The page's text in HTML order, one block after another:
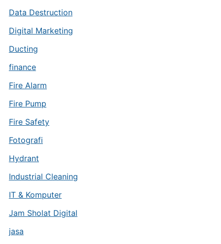
Data Destruction
Digital Marketing
Ducting
finance
Fire Alarm
Fire Pump
Fire Safety
Fotografi
Hydrant
Industrial Cleaning
IT & Komputer
Jam Sholat Digital
jasa